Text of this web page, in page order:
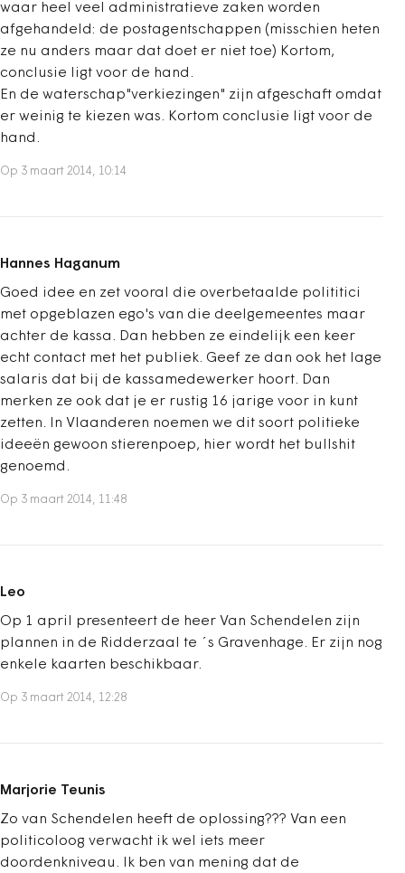
waar heel veel administratieve zaken worden
afgehandeld: de postagentschappen (misschien heten
ze nu anders maar dat doet er niet toe) Kortom,
conclusie ligt voor de hand.
En de waterschap"verkiezingen" zijn afgeschaft omdat
er weinig te kiezen was. Kortom conclusie ligt voor de
hand.
Op 3 maart 2014, 10:14
Hannes Haganum
Goed idee en zet vooral die overbetaalde polititici
met opgeblazen ego's van die deelgemeentes maar
achter de kassa. Dan hebben ze eindelijk een keer
echt contact met het publiek. Geef ze dan ook het lage
salaris dat bij de kassamedewerker hoort. Dan
merken ze ook dat je er rustig 16 jarige voor in kunt
zetten. In Vlaanderen noemen we dit soort politieke
ideeën gewoon stierenpoep, hier wordt het bullshit
genoemd.
Op 3 maart 2014, 11:48
Leo
Op 1 april presenteert de heer Van Schendelen zijn
plannen in de Ridderzaal te ´s Gravenhage. Er zijn nog
enkele kaarten beschikbaar.
Op 3 maart 2014, 12:28
Marjorie Teunis
Zo van Schendelen heeft de oplossing??? Van een
politicoloog verwacht ik wel iets meer
doordenkniveau. Ik ben van mening dat de